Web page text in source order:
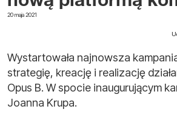
20 maja 2021
Wystartowała najnowsza
strategię, kreację i realizację
Opus B. W spocie inaugurującym
Joanna Krupa.